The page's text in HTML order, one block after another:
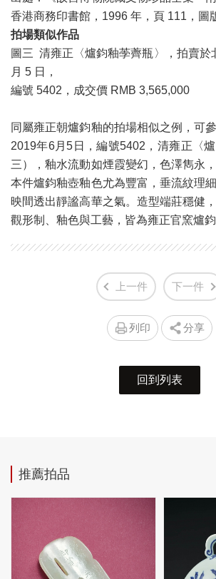
香港商務印書館，1996 年，頁 111，圖
拍場類似作品
圖三 清雍正〈爐鈞釉荸薺瓶〉，拍賣於
月 5 日，
編號 5402，成交價 RMB 3,565,000
同屬雍正朝爐鈞釉的拍場相似之例，可
2019年6月5日，編號5402，清雍正〈
三），釉水流動如煙霞變幻，色澤雋永
本件爐鈞釉壺釉色尤為豐富，垂流紋理
映間透出靜謐高華之氣。造型端莊穩健
觀形制、釉色與工藝，皆為雍正官窯爐鈞
上一件 下一件
列印 分享
回到列表
推薦拍品